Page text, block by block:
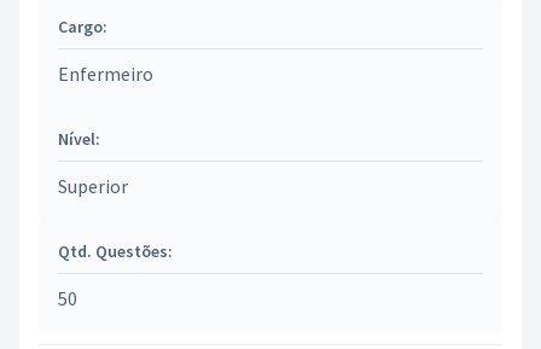
Cargo:
Enfermeiro
Nível:
Superior
Qtd. Questões:
50